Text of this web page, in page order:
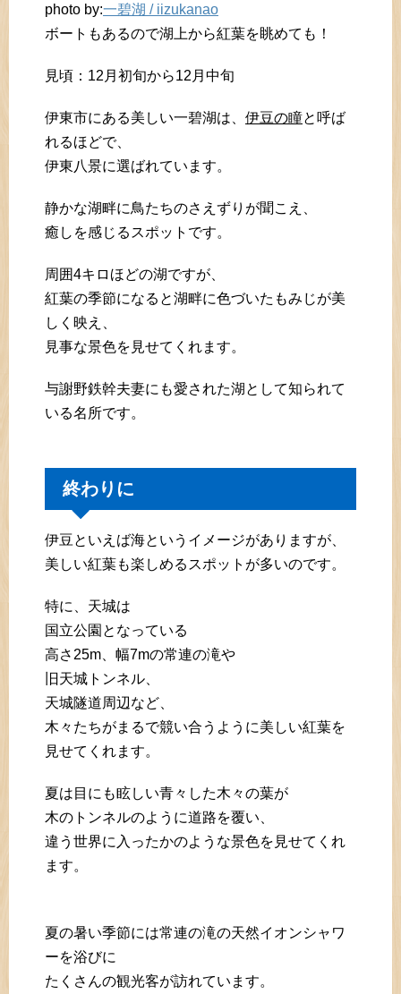
photo by:一碧湖 / iizukanao
ボートもあるので湖上から紅葉を眺めても！
見頃：12月初旬から12月中旬
伊東市にある美しい一碧湖は、 伊豆の瞳と呼ば
れるほどで、
伊東八景に選ばれています。
静かな湖畔に鳥たちのさえずりが聞こえ、
癒しを感じるスポットです。
周囲4キロほどの湖ですが、
紅葉の季節になると湖畔に色づいたもみじが美
しく映え、
見事な景色を見せてくれます。
与謝野鉄幹夫妻にも愛された湖として知られて
いる名所です。
終わりに
伊豆といえば海というイメージがありますが、
美しい紅葉も楽しめるスポットが多いのです。
特に、天城は
国立公園となっている
高さ25m、幅7mの常連の滝や
旧天城トンネル、
天城隧道周辺など、
木々たちがまるで競い合うように美しい紅葉を
見せてくれます。
夏は目にも眩しい青々した木々の葉が
木のトンネルのように道路を覆い、
違う世界に入ったかのような景色を見せてくれ
ます。
夏の暑い季節には常連の滝の天然イオンシャワ
ーを浴びに
たくさんの観光客が訪れています。